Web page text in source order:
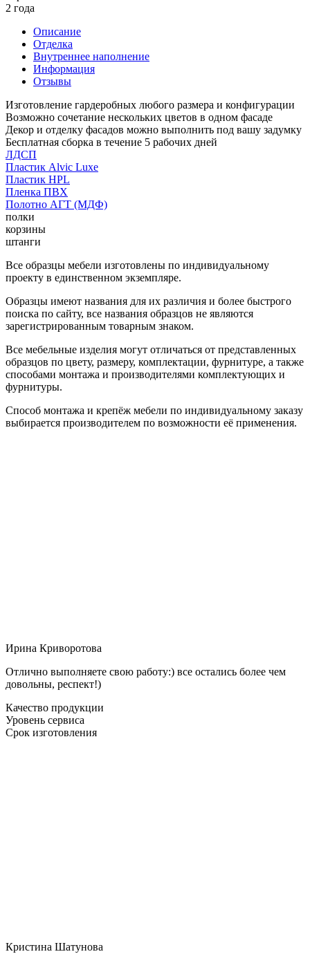
2 года
Описание
Отделка
Внутреннее наполнение
Информация
Отзывы
Изготовление гардеробных любого размера и конфигурации
Возможно сочетание нескольких цветов в одном фасаде
Декор и отделку фасадов можно выполнить под вашу задумку
Бесплатная сборка в течение 5 рабочих дней
ЛДСП
Пластик Alvic Luxe
Пластик HPL
Пленка ПВХ
Полотно АГТ (МДФ)
полки
корзины
штанги
Все образцы мебели изготовлены по индивидуальному
проекту в единственном экземпляре.
Образцы имеют названия для их различия и более быстрого
поиска по сайту, все названия образцов не являются
зарегистрированным товарным знаком.
Все мебельные изделия могут отличаться от представленных
образцов по цвету, размеру, комплектации, фурнитуре, а также
способами монтажа и производителями комплектующих и
фурнитуры.
Способ монтажа и крепёж мебели по индивидуальному заказу
выбирается производителем по возможности её применения.
Ирина Криворотова
Отлично выполняете свою работу:) все остались более чем
довольны, респект!)
Качество продукции
Уровень сервиса
Срок изготовления
Кристина Шатунова